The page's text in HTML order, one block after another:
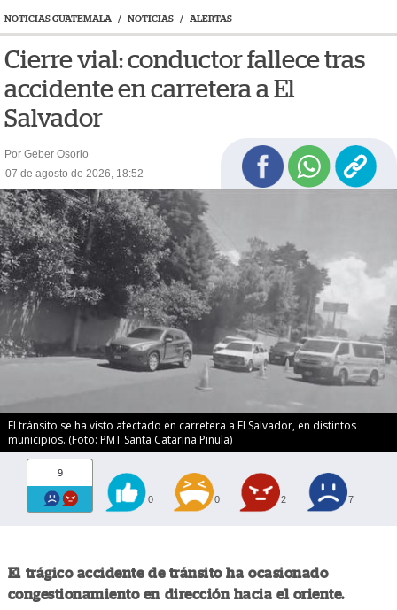
NOTICIAS GUATEMALA / NOTICIAS / ALERTAS
Cierre vial: conductor fallece tras
accidente en carretera a El
Salvador
Por Geber Osorio
07 de agosto de 2026, 18:52
El tránsito se ha visto afectado en carretera a El Salvador, en distintos
municipios. (Foto: PMT Santa Catarina Pinula)
9
0 0 2 7
El trágico accidente de tránsito ha ocasionado
congestionamiento en dirección hacia el oriente.